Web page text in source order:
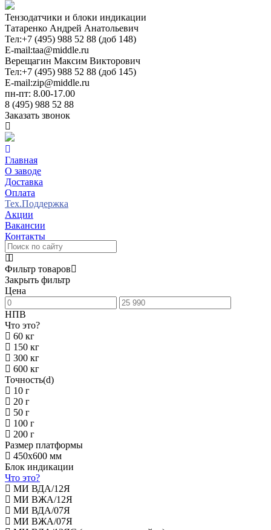
Тензодатчики и блоки индикации
Татаренко Андрей Анатольевич
Тел:+7 (495) 988 52 88 (доб 148)
E-mail:taa@middle.ru
Верещагин Максим Викторович
Тел:+7 (495) 988 52 88 (доб 145)
E-mail:zip@middle.ru
пн-пт: 8.00-17.00
8 (495) 988 52 88
Заказать звонок
Главная
О заводе
Доставка
Оплата
Тех.Поддержка
Акции
Вакансии
Контакты
Фильтр товаров
Закрыть фильтр
Цена
НПВ
Что это?
60 кг
150 кг
300 кг
600 кг
Точность(d)
10 г
20 г
50 г
100 г
200 г
Размер платформы
450х600 мм
Блок индикации
Что это?
МИ ВДА/12Я
МИ ВЖА/12Я
МИ ВДА/07Я
МИ ВЖА/07Я